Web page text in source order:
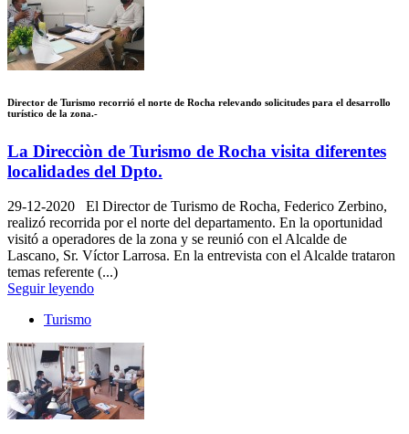
Director de Turismo recorrió el norte de Rocha relevando solicitudes para el desarrollo
turístico de la zona.-
La Direcciòn de Turismo de Rocha visita diferentes
localidades del Dpto.
29-12-2020 El Director de Turismo de Rocha, Federico Zerbino,
realizó recorrida por el norte del departamento. En la oportunidad
visitó a operadores de la zona y se reunió con el Alcalde de
Lascano, Sr. Víctor Larrosa. En la entrevista con el Alcalde trataron
temas referente (...)
Seguir leyendo
Turismo